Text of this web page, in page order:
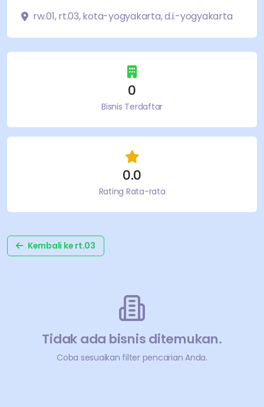
rw.01,rt.03,kota-yogyakarta,d.i.-yogyakarta
0
Bisnis Terdaftar
0.0
Rating Rata-rata
Kembali ke rt.03
Tidak ada bisnis ditemukan.
Coba sesuaikan filter pencarian Anda.